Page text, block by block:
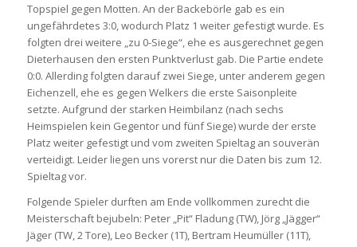
Topspiel gegen Motten. An der Backebörle gab es ein
ungefährdetes 3:0, wodurch Platz 1 weiter gefestigt wurde. Es
folgten drei weitere „zu 0-Siege“, ehe es ausgerechnet gegen
Dieterhausen den ersten Punktverlust gab. Die Partie endete
0:0. Allerding folgten darauf zwei Siege, unter anderem gegen
Eichenzell, ehe es gegen Welkers die erste Saisonpleite
setzte. Aufgrund der starken Heimbilanz (nach sechs
Heimspielen kein Gegentor und fünf Siege) wurde der erste
Platz weiter gefestigt und vom zweiten Spieltag an souverän
verteidigt. Leider liegen uns vorerst nur die Daten bis zum 12.
Spieltag vor.
Folgende Spieler durften am Ende vollkommen zurecht die
Meisterschaft bejubeln: Peter „Pit“ Fladung (TW), Jörg „Jägger“
Jäger (TW, 2 Tore), Leo Becker (1T), Bertram Heumüller (11T),